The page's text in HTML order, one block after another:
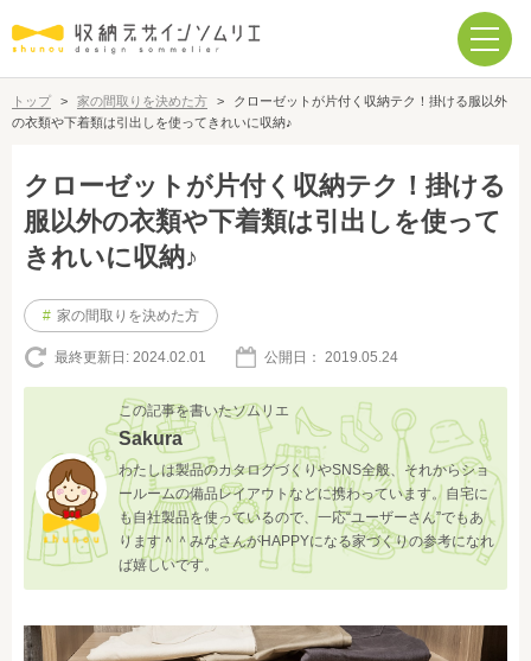
トップ > 家の間取りを決めた方 >
クローゼットが片付く収納テク！掛ける服以外
の衣類や下着類は引出しを使ってきれいに収納♪
クローゼットが片付く収納テク！掛ける
服以外の衣類や下着類は引出しを使って
きれいに収納♪
# 家の間取りを決めた方
最終更新日: 2024.02.01 公開日： 2019.05.24
この記事を書いたソムリエ
Sakura
わたしは製品のカタログづくりやSNS全般、それからショ
ールームの備品レイアウトなどに携わっています。自宅に
も自社製品を使っているので、一応“ユーザーさん”でもあ
ります＾＾みなさんがHAPPYになる家づくりの参考になれ
ば嬉しいです。